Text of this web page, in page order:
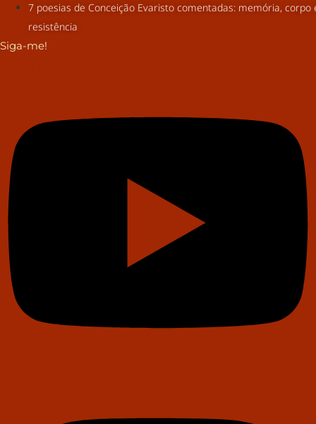
7 poesias de Conceição Evaristo comentadas: memória, corpo
resistência
Siga-me!